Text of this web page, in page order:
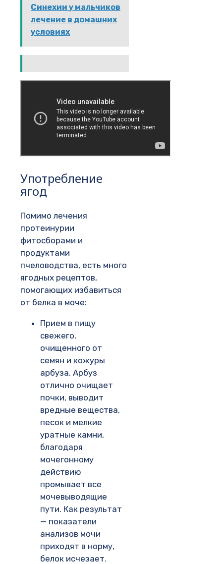
Синехии у мальчиков
лечение в домашних
условиях
Употребление
ягод
Помимо лечения
протеинурии
фитосборами и
продуктами
пчеловодства, есть много
ягодных рецептов,
помогающих избавиться
от белка в моче:
Прием в пищу
свежего,
очищенного от
семян и кожуры
арбуза. Арбуз
отлично очищает
почки, выводит
вредные вещества,
песок и мелкие
уратные камни,
благодаря
мочегонному
действию
промывает все
мочевыводящие
пути. Как результат
— показатели
анализов мочи
приходят в норму,
белок исчезает.